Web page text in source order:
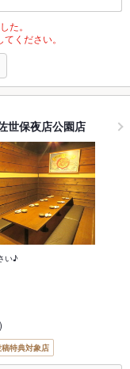
た。
ください。
保夜店公園店
い♪
特典対象店